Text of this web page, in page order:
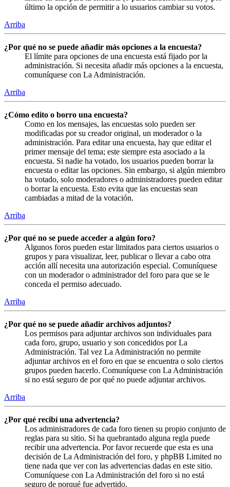
último la opción de permitir a lo usuarios cambiar su votos.
Arriba
¿Por qué no se puede añadir más opciones a la encuesta?
El límite para opciones de una encuesta está fijado por la
administración. Si necesita añadir más opciones a la encuesta,
comuníquese con La Administración.
Arriba
¿Cómo edito o borro una encuesta?
Como en los mensajes, las encuestas solo pueden ser
modificadas por su creador original, un moderador o la
administración. Para editar una encuesta, hay que editar el
primer mensaje del tema; este siempre esta asociado a la
encuesta. Si nadie ha votado, los usuarios pueden borrar la
encuesta o editar las opciones. Sin embargo, si algún miembro
ha votado, solo moderadores o administradores pueden editar
o borrar la encuesta. Esto evita que las encuestas sean
cambiadas a mitad de la votación.
Arriba
¿Por qué no se puede acceder a algún foro?
Algunos foros pueden estar limitados para ciertos usuarios o
grupos y para visualizar, leer, publicar o llevar a cabo otra
acción allí necesita una autorización especial. Comuníquese
con un moderador o administrador del foro para que se le
conceda el permiso adecuado.
Arriba
¿Por qué no se puede añadir archivos adjuntos?
Los permisos para adjuntar archivos son individuales para
cada foro, grupo, usuario y son concedidos por La
Administración. Tal vez La Administración no permite
adjuntar archivos en el foro en que se encuentra o solo ciertos
grupos pueden hacerlo. Comuníquese con La Administración
si no está seguro de por qué no puede adjuntar archivos.
Arriba
¿Por qué recibí una advertencia?
Los administradores de cada foro tienen su propio conjunto de
reglas para su sitio. Si ha quebrantado alguna regla puede
recibir una advertencia. Por favor recuerde que esta es una
decisión de La Administración del foro, y phpBB Limited no
tiene nada que ver con las advertencias dadas en este sitio.
Comuníquese con La Administración del foro si no está
seguro de porqué fue advertido.